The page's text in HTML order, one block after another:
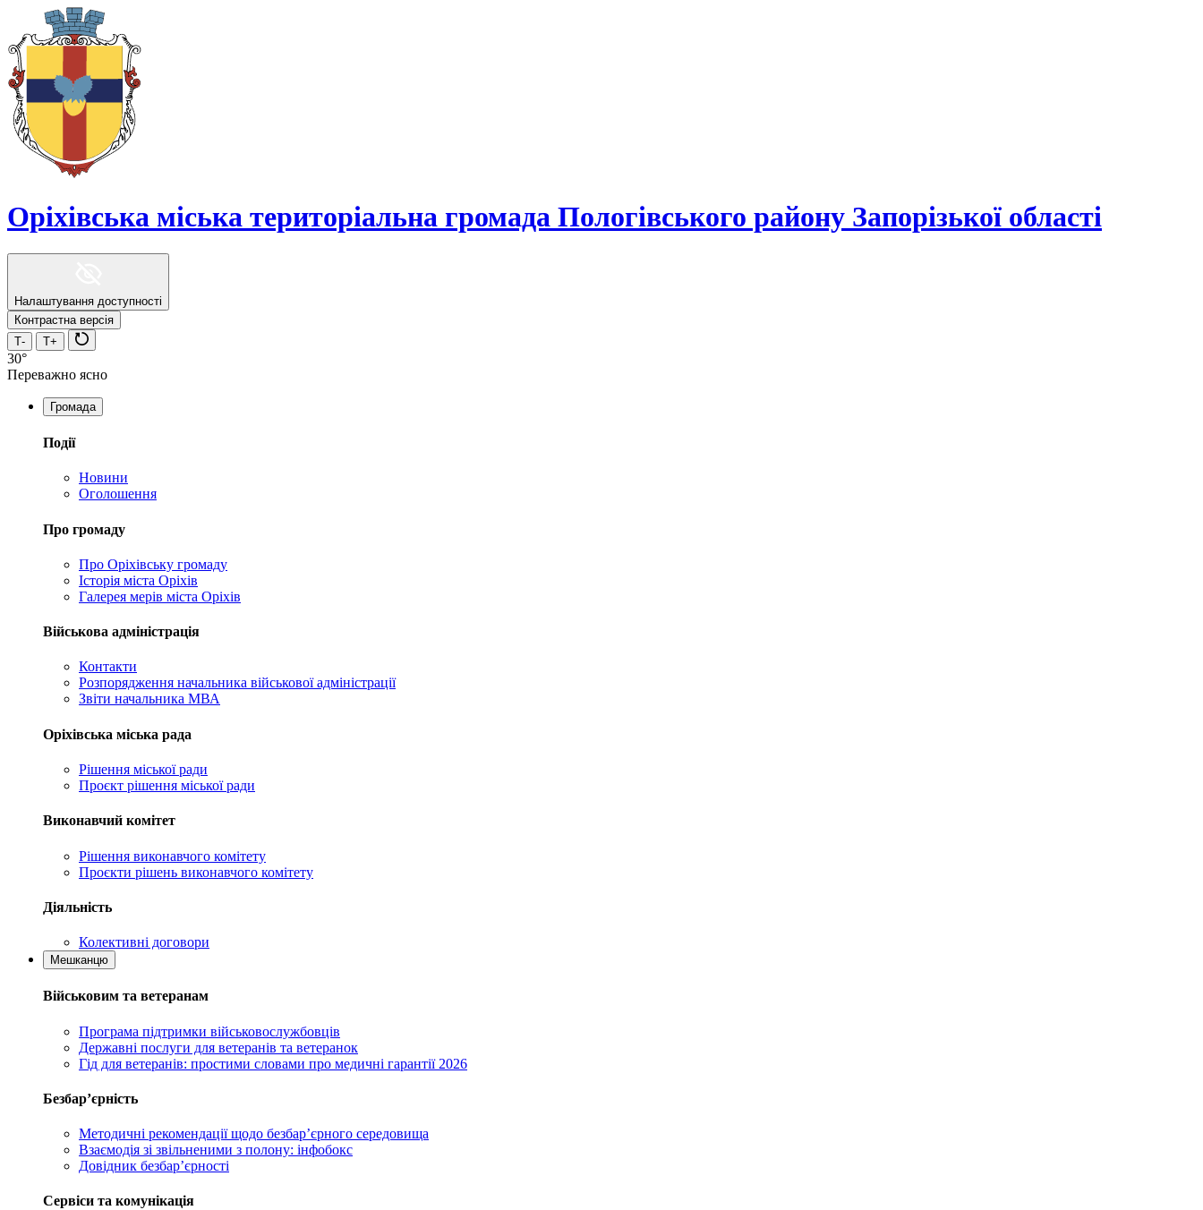
Оріхівська міська територіальна громада Пологівського району Запорізької області
Налаштування доступності
Контрастна версія
Т-
Т+
30°
Переважно ясно
Громада
Події
Новини
Оголошення
Про громаду
Про Оріхівську громаду
Історія міста Оріхів
Галерея мерів міста Оріхів
Військова адміністрація
Контакти
Розпорядження начальника військової адміністрації
Звіти начальника МВА
Оріхівська міська рада
Рішення міської ради
Проєкт рішення міської ради
Виконавчий комітет
Рішення виконавчого комітету
Проєкти рішень виконавчого комітету
Діяльність
Колективні договори
Мешканцю
Військовим та ветеранам
Програма підтримки військовослужбовців
Державні послуги для ветеранів та ветеранок
Гід для ветеранів: простими словами про медичні гарантії 2026
Безбар’єрність
Методичні рекомендації щодо безбар’єрного середовища
Взаємодія зі звільненими з полону: інфобокс
Довідник безбар’єрності
Сервіси та комунікація